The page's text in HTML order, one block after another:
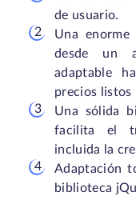
de usuario.
Una enorme
desde un
adaptable
precios listos
Una sólida
facilita el
incluida la
Adaptación
biblioteca